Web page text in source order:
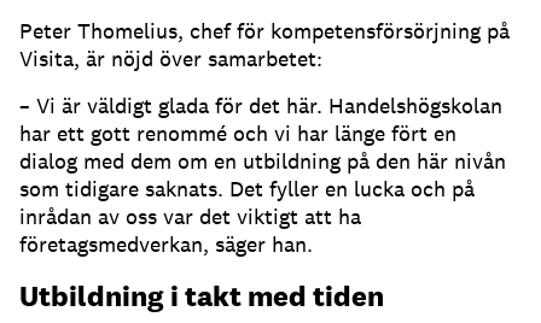
Peter Thomelius, chef för kompetensförsörjning på
Visita, är nöjd över samarbetet:
– Vi är väldigt glada för det här. Handelshögskolan
har ett gott renommé och vi har länge fört en
dialog med dem om en utbildning på den här nivån
som tidigare saknats. Det fyller en lucka och på
inrådan av oss var det viktigt att ha
företagsmedverkan, säger han.
Utbildning i takt med tiden